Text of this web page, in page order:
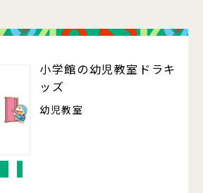
小学館の幼児教室ドラキ
ッズ
幼児教室